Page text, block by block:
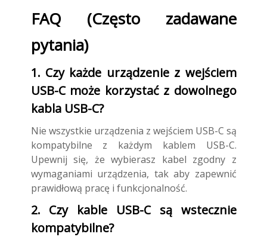
FAQ (Często zadawane
pytania)
1. Czy każde urządzenie z wejściem
USB-C może korzystać z dowolnego
kabla USB-C?
Nie wszystkie urządzenia z wejściem USB-C są
kompatybilne z każdym kablem USB-C.
Upewnij się, że wybierasz kabel zgodny z
wymaganiami urządzenia, tak aby zapewnić
prawidłową pracę i funkcjonalność.
2. Czy kable USB-C są wstecznie
kompatybilne?